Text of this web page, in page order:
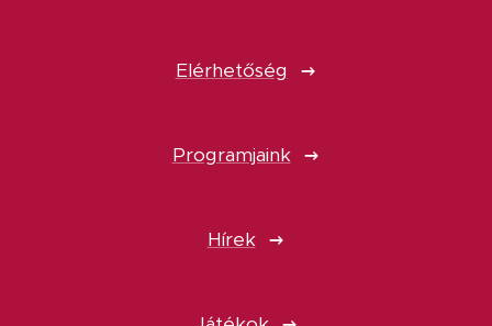
Elérhetőség
Programjaink
Hírek